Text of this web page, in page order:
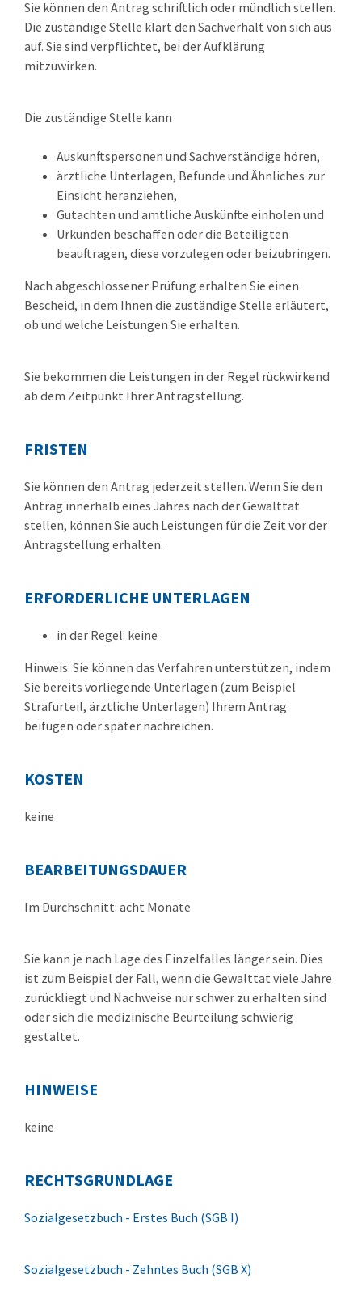
Sie können den Antrag schriftlich oder mündlich stellen.
Die zuständige Stelle klärt den Sachverhalt von sich aus
auf. Sie sind verpflichtet, bei der Aufklärung
mitzuwirken.
Die zuständige Stelle kann
Auskunftspersonen und Sachverständige hören,
ärztliche Unterlagen, Befunde und Ähnliches zur
Einsicht heranziehen,
Gutachten und amtliche Auskünfte einholen und
Urkunden beschaffen oder die Beteiligten
beauftragen, diese vorzulegen oder beizubringen.
Nach abgeschlossener Prüfung erhalten Sie einen
Bescheid, in dem Ihnen die zuständige Stelle erläutert,
ob und welche Leistungen Sie erhalten.
Sie bekommen die Leistungen in der Regel rückwirkend
ab dem Zeitpunkt Ihrer Antragstellung.
FRISTEN
Sie können den Antrag jederzeit stellen. Wenn Sie den
Antrag innerhalb eines Jahres nach der Gewalttat
stellen, können Sie auch Leistungen für die Zeit vor der
Antragstellung erhalten.
ERFORDERLICHE UNTERLAGEN
in der Regel: keine
Hinweis: Sie können das Verfahren unterstützen, indem
Sie bereits vorliegende Unterlagen (zum Beispiel
Strafurteil, ärztliche Unterlagen) Ihrem Antrag
beifügen oder später nachreichen.
KOSTEN
keine
BEARBEITUNGSDAUER
Im Durchschnitt: acht Monate
Sie kann je nach Lage des Einzelfalles länger sein. Dies
ist zum Beispiel der Fall, wenn die Gewalttat viele Jahre
zurückliegt und Nachweise nur schwer zu erhalten sind
oder sich die medizinische Beurteilung schwierig
gestaltet.
HINWEISE
keine
RECHTSGRUNDLAGE
Sozialgesetzbuch - Erstes Buch (SGB I)
Sozialgesetzbuch - Zehntes Buch (SGB X)